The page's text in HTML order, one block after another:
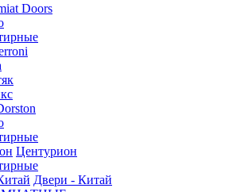
Doors
Центурион
Двери - Китай